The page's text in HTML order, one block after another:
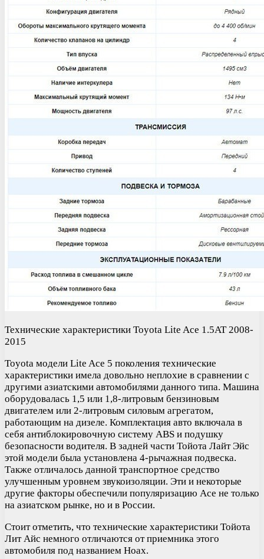
Технические характеристики Toyota Lite Ace 1.5AT 2008-
2015
Toyota модели Lite Ace 5 поколения технические
характеристики имела довольно неплохие в сравнении с
другими азиатскими автомобилями данного типа. Машина
оборудовалась 1,5 или 1,8-литровым бензиновым
двигателем или 2-литровым силовым агрегатом,
работающим на дизеле. Комплектация авто включала в
себя антиблокировочную систему ABS и подушку
безопасности водителя. В задней части Тойота Лайт Эйс
этой модели была установлена 4-рычажная подвеска.
Также отличалось данной транспортное средство
улучшенным уровнем звукоизоляции. Эти и некоторые
другие факторы обеспечили популяризацию Асе не только
на азиатском рынке, но и в России.
Стоит отметить, что технические характеристики Тойота
Лит Айс немного отличаются от приемника этого
автомобиля под названием Ноах.